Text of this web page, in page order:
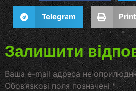
Telegram Print
Залишити
Ваша e-mail адреса не
Обов’язкові поля позначені*